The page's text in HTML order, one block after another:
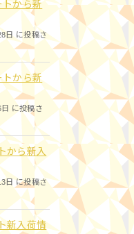
トから新
日 に投稿さ
から新
に投稿さ
から新入
日 に投稿さ
新入荷情